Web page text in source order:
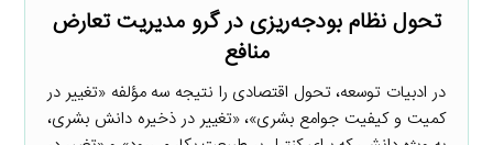
تحول نظام بودجه‌ریزی‌ در گرو مدیریت تعارض
منافع
در ادبیات توسعه، تحول اقتصادی را نتیجه سه مؤلفه «تغییر در
کمیت و کیفیت جوامع بشری»، «تغییر در ذخیره دانش بشری،